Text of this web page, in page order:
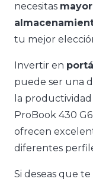
necesitas
tu mejor
Invertir en
puede ser una
la
ProBook 430
ofrecen
diferentes
Si deseas que